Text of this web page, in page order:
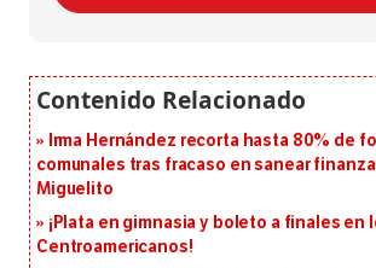
Irma Hernández recorta hasta 80% de
comunales tras fracaso en sanear
Miguelito
¡Plata en gimnasia y boleto a finales en
Centroamericanos!